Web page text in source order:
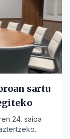
sartu
24. saioa